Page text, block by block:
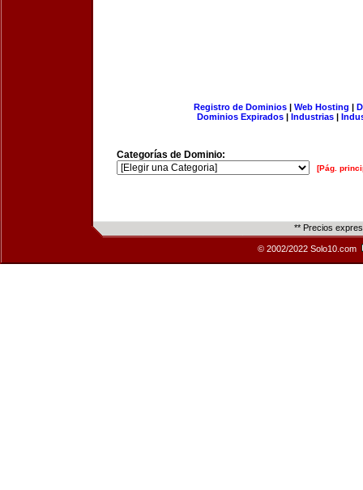
Registro de Dominios| Web Hosting |
Dominios Expirados | Industrias |
Categorías de Dominio:
[Pág.
** Precios
© 2002/2022 Solo10.com